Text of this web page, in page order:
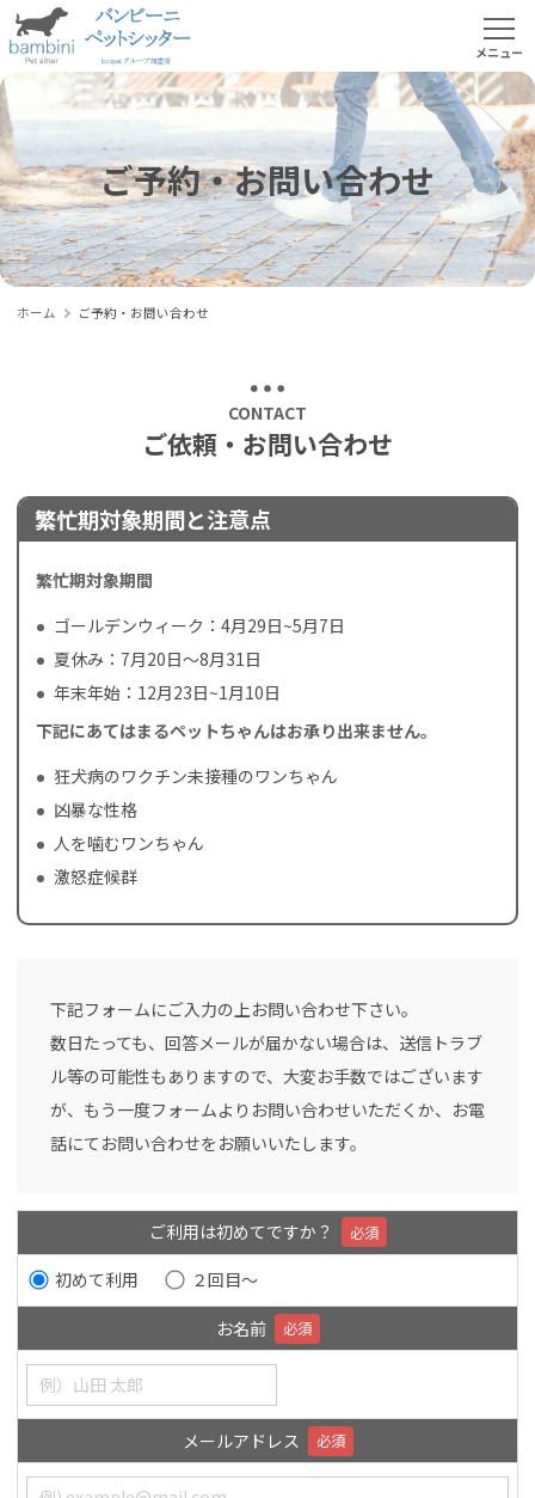
ご予約・お問い合わせ
ホーム ご予約・お問い合わせ
CONTACT
ご依頼・お問い合わせ
繁忙期対象期間と注意点
繁忙期対象期間
ゴールデンウィーク：4月29日~5月7日
夏休み：7月20日〜8月31日
年末年始：12月23日~1月10日
下記にあてはまるペットちゃんはお承り出来ません。
狂犬病のワクチン未接種のワンちゃん
凶暴な性格
人を噛むワンちゃん
激怒症候群
下記フォームにご入力の上お問い合わせ下さい。
数日たっても、回答メールが届かない場合は、送信トラブ
ル等の可能性もありますので、大変お手数ではございます
が、もう一度フォームよりお問い合わせいただくか、お電
話にてお問い合わせをお願いいたします。
ご利用は初めてですか？ 必須
初めて利用
２回目～
お名前
必須
メールアドレス 必須